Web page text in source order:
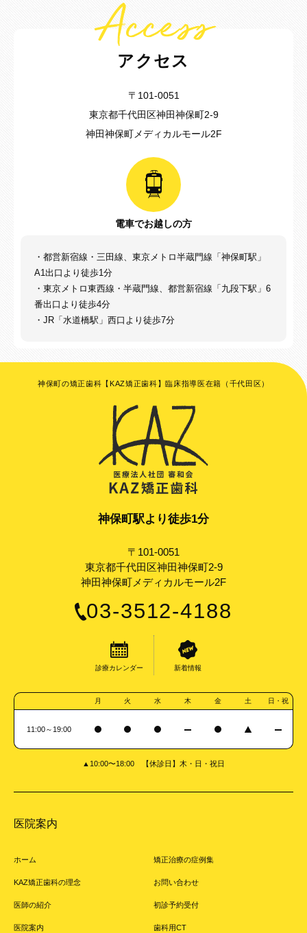
Access
アクセス
〒101-0051
東京都千代田区神田神保町2-9
神田神保町メディカルモール2F
電車でお越しの方
・都営新宿線・三田線、東京メトロ半蔵門線「神保町駅」
A1出口より徒歩1分
・東京メトロ東西線・半蔵門線、都営新宿線「九段下駅」6
番出口より徒歩4分
・JR「水道橋駅」西口より徒歩7分
神保町の矯正歯科【KAZ矯正歯科】臨床指導医在籍（千代田区）
神保町駅より徒歩1分
〒101-0051
東京都千代田区神田神保町2-9
神田神保町メディカルモール2F
03-3512-4188
診療カレンダー 新着情報
月 火 水 木 金 土 日・祝
11:00～19:00
▲10:00〜18:00 【休診日】木・日・祝日
医院案内
ホーム
KAZ矯正歯科の理念
医師の紹介
医院案内
矯正治療の症例集
お問い合わせ
初診予約受付
歯科用CT